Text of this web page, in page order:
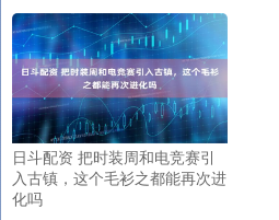
日斗配资 把时装周和电竞赛引
入古镇，这个毛衫之都能再次进
化吗